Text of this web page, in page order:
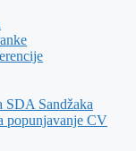
SDA Sandžaka
popunjavanje CV